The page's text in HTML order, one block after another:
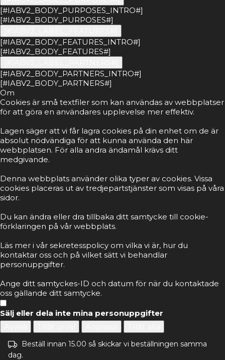
[#IABV2_BODY_PURPOSES_INTRO#]
[#IABV2_BODY_PURPOSES#]
[#IABV2_BODY_FEATURES_INTRO#]
[#IABV2_BODY_FEATURES#]
[#IABV2_BODY_PARTNERS_INTRO#]
[#IABV2_BODY_PARTNERS#]
Om
Cookies är små textfiler som kan användas av webbplatser
för att göra en användares upplevelse mer effektiv.
Lagen säger att vi får lagra cookies på din enhet om de är
absolut nödvändiga för att kunna använda den här
webbplatsen. För alla andra ändamål krävs ditt
medgivande.
Denna webbplats använder olika typer av cookies. Vissa
cookies placeras ut av tredjepartstjänster som visas på våra
sidor.
Du kan ändra eller dra tillbaka ditt samtycke till cookie-
förklaringen på vår webbplats.
Läs mer i vår sekretesspolicy om vilka vi är, hur du
kontaktar oss och på vilket sätt vi behandlar
personuppgifter.
Ange ditt samtyckes-ID och datum för när du kontaktade
oss gällande ditt samtycke.
Sälj eller dela inte mina personuppgifter
Beställ innan 15.00 så skickar vi beställningen samma
dag.